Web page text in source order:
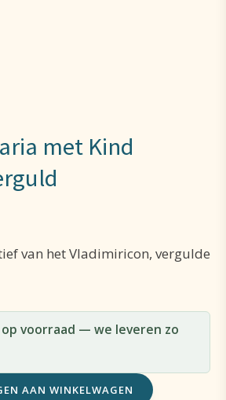
met Kind
van het Vladimiricon, vergulde
voorraad — we leveren zo
AAN WINKELWAGEN